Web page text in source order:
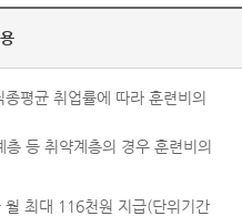
평균 취업률에 따라 훈련비의
등 취약계층의 경우 훈련비의
최대 116천원 지급(단위기간